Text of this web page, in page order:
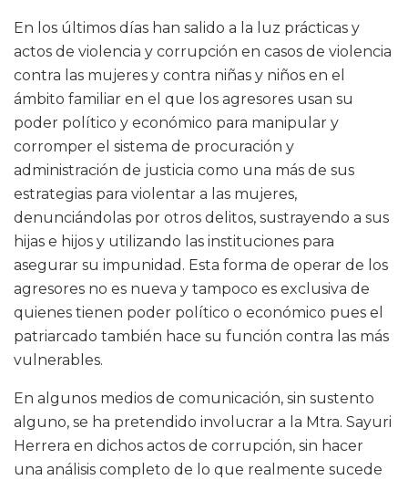
En los últimos días han salido a la luz prácticas y
actos de violencia y corrupción en casos de violencia
contra las mujeres y contra niñas y niños en el
ámbito familiar en el que los agresores usan su
poder político y económico para manipular y
corromper el sistema de procuración y
administración de justicia como una más de sus
estrategias para violentar a las mujeres,
denunciándolas por otros delitos, sustrayendo a sus
hijas e hijos y utilizando las instituciones para
asegurar su impunidad. Esta forma de operar de los
agresores no es nueva y tampoco es exclusiva de
quienes tienen poder político o económico pues el
patriarcado también hace su función contra las más
vulnerables.
En algunos medios de comunicación, sin sustento
alguno, se ha pretendido involucrar a la Mtra. Sayuri
Herrera en dichos actos de corrupción, sin hacer
una análisis completo de lo que realmente sucede